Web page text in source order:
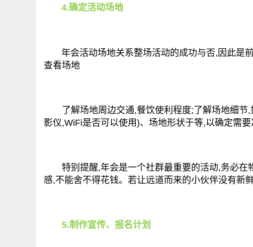
4.确定活动场地
年会活动场地关系整场活动的成功与否,因此是
查看场地
了解场地周边交通,餐饮使利程度;了解场地细节,
影仪,WiFi是否可以使用)、场地形状于等,以确定需要
特别提醒,年会是一个社群最重要的活动,务必在
感,不能舍不得花钱。若让远道而来的小伙伴没有新
5.制作宣传、报名计划